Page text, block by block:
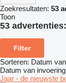
Zoekresultaten: 53
Toon
53 advertenties:
Filter
Sorteren: Datum
Datum van invoering
Jaar - de nieuwste